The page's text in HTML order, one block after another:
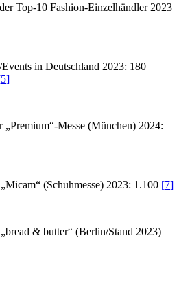
Top-10 Fashion-Einzelhändler 2023
in Deutschland 2023: 180
5]
„Premium“-Messe (München) 2024:
(Schuhmesse) 2023: 1.100 [7]
& butter“ (Berlin/Stand 2023)